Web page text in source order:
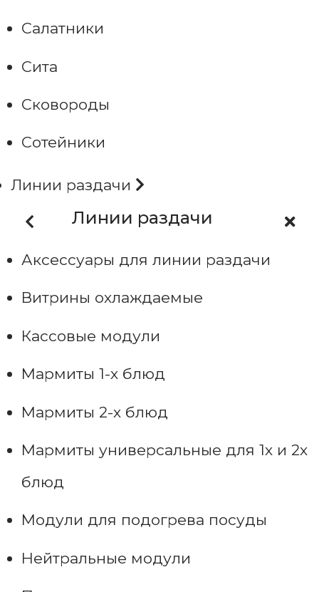
Салатники
Сита
Сковороды
Сотейники
Линии раздачи
Линии раздачи
Аксессуары для линии раздачи
Витрины охлаждаемые
Кассовые модули
Мармиты 1-х блюд
Мармиты 2-х блюд
Мармиты универсальные для 1х и 2х
блюд
Модули для подогрева посуды
Нейтральные модули